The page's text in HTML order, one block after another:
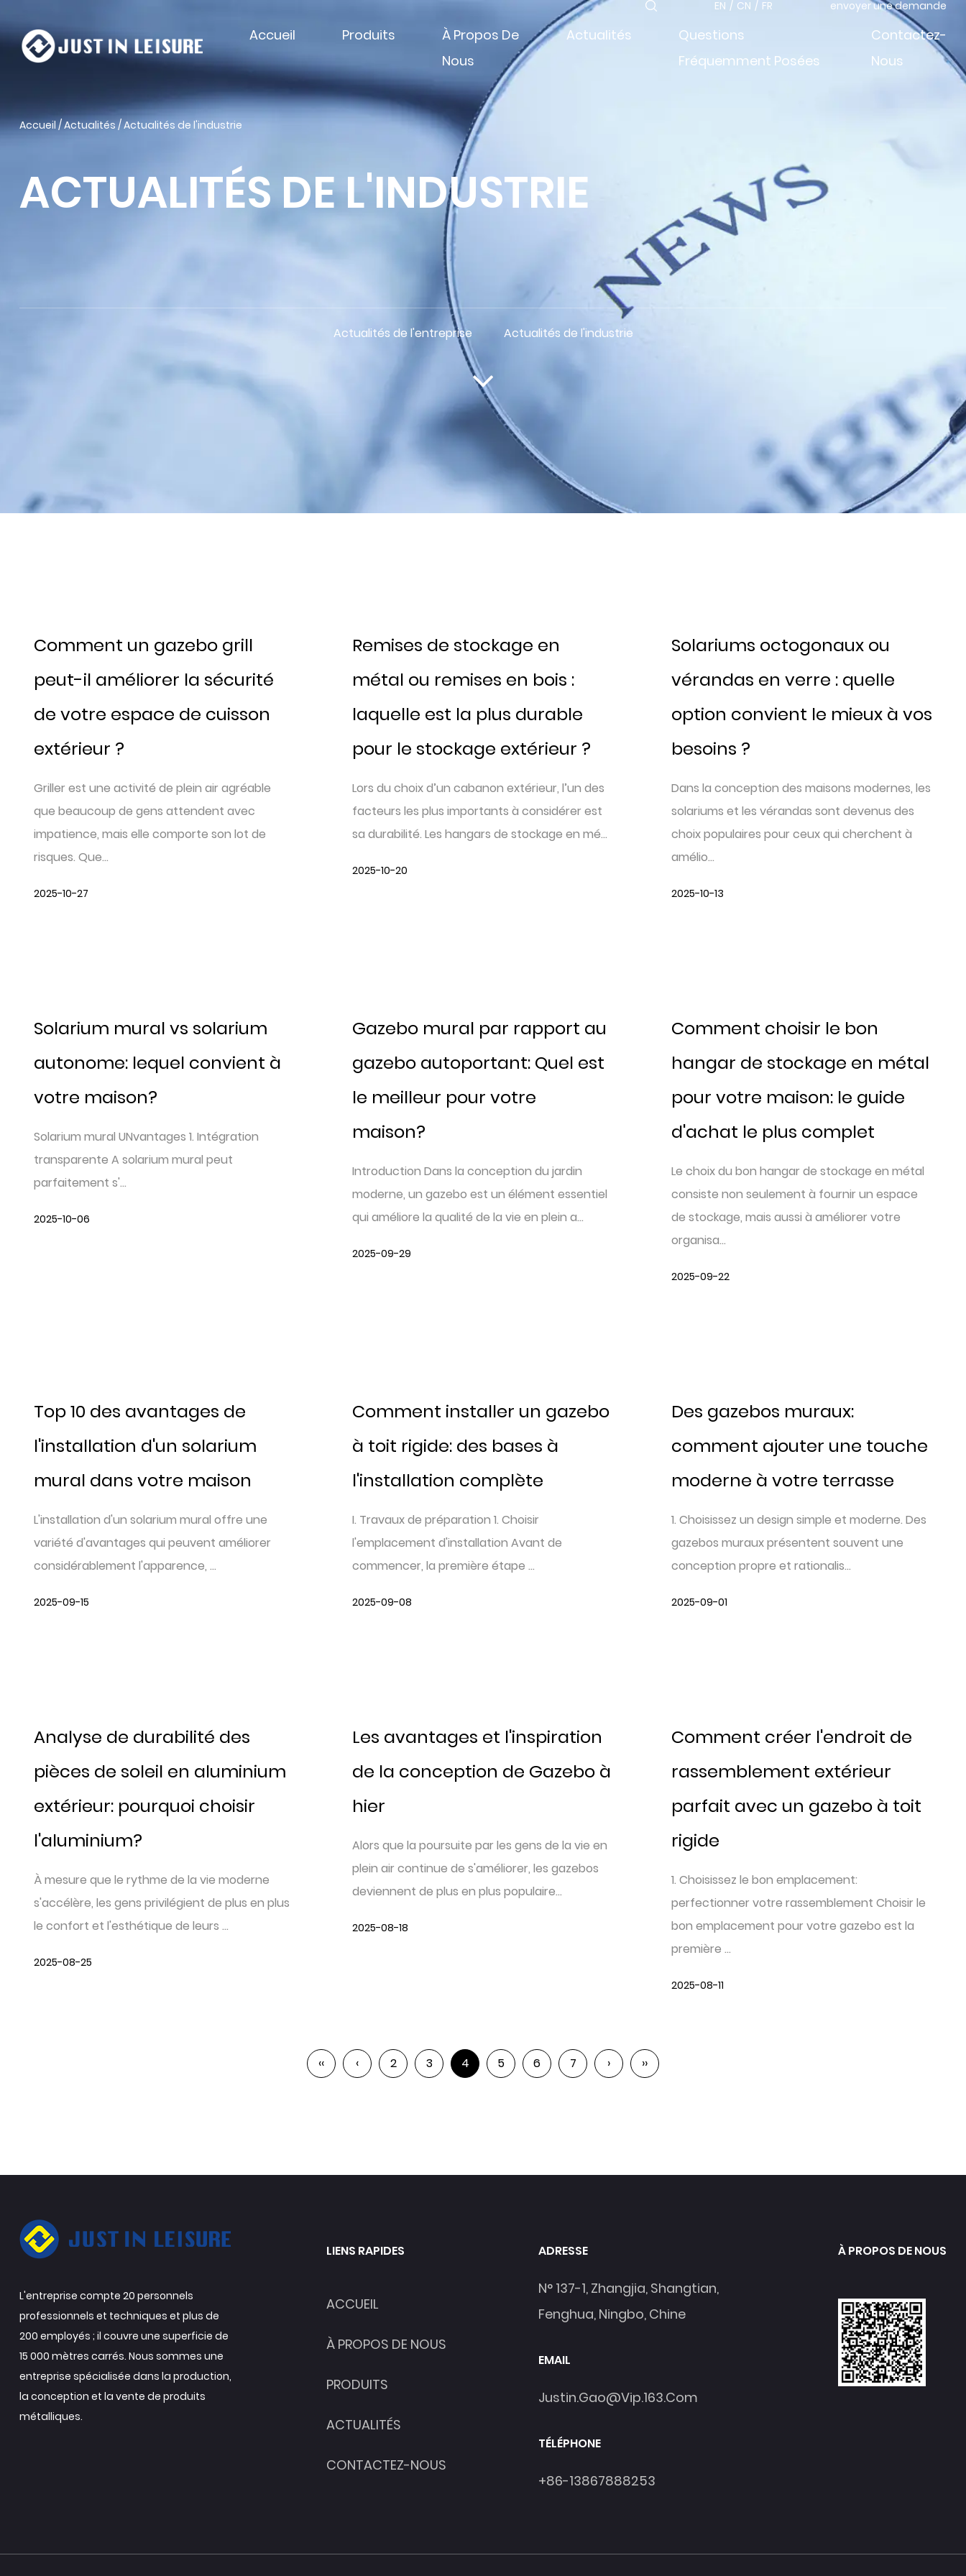
EN / CN / FR envoyer une demande
Accueil Produits
À Propos De
Nous
Actualités
Questions
Fréquemment Posées
Contactez-
Nous
Accueil/Actualités /Actualités de l'industrie
ACTUALITÉS DE L'INDUSTRIE
Actualités de l'entreprise Actualités de l'industrie
Comment un gazebo grill
peut-il améliorer la sécurité
de votre espace de cuisson
extérieur ?
Griller est une activité de plein air agréable
que beaucoup de gens attendent avec
impatience, mais elle comporte son lot de
risques. Que...
2025-10-27
Remises de stockage en
métal ou remises en bois :
laquelle est la plus durable
pour le stockage extérieur ?
Lors du choix d’un cabanon extérieur, l’un des
facteurs les plus importants à considérer est
sa durabilité. Les hangars de stockage en mé...
2025-10-20
Solariums octogonaux ou
vérandas en verre : quelle
option convient le mieux à vos
besoins ?
Dans la conception des maisons modernes, les
solariums et les vérandas sont devenus des
choix populaires pour ceux qui cherchent à
amélio...
2025-10-13
Solarium mural vs solarium
autonome: lequel convient à
votre maison?
Solarium mural UNvantages 1. Intégration
transparente A solarium mural peut
parfaitement s'...
2025-10-06
Gazebo mural par rapport au
gazebo autoportant: Quel est
le meilleur pour votre
maison?
Introduction Dans la conception du jardin
moderne, un gazebo est un élément essentiel
qui améliore la qualité de la vie en plein a...
2025-09-29
Comment choisir le bon
hangar de stockage en métal
pour votre maison: le guide
d'achat le plus complet
Le choix du bon hangar de stockage en métal
consiste non seulement à fournir un espace
de stockage, mais aussi à améliorer votre
organisa...
2025-09-22
Top 10 des avantages de
l'installation d'un solarium
mural dans votre maison
L'installation d'un solarium mural offre une
variété d'avantages qui peuvent améliorer
considérablement l'apparence, ...
2025-09-15
Comment installer un gazebo
à toit rigide: des bases à
l'installation complète
I. Travaux de préparation 1. Choisir
l'emplacement d'installation Avant de
commencer, la première étape ...
2025-09-08
Des gazebos muraux:
comment ajouter une touche
moderne à votre terrasse
1. Choisissez un design simple et moderne. Des
gazebos muraux présentent souvent une
conception propre et rationalis...
2025-09-01
Analyse de durabilité des
pièces de soleil en aluminium
extérieur: pourquoi choisir
l'aluminium?
À mesure que le rythme de la vie moderne
s'accélère, les gens privilégient de plus en plus
le confort et l'esthétique de leurs ...
2025-08-25
Les avantages et l'inspiration
de la conception de Gazebo à
hier
Alors que la poursuite par les gens de la vie en
plein air continue de s'améliorer, les gazebos
deviennent de plus en plus populaire...
2025-08-18
Comment créer l'endroit de
rassemblement extérieur
parfait avec un gazebo à toit
rigide
1. Choisissez le bon emplacement:
perfectionner votre rassemblement Choisir le
bon emplacement pour votre gazebo est la
première ...
2025-08-11
‹‹ ‹ 2 3 4 5 6 7 › ››
L'entreprise compte 20 personnels
professionnels et techniques et plus de
200 employés ; il couvre une superficie de
15 000 mètres carrés. Nous sommes une
entreprise spécialisée dans la production,
la conception et la vente de produits
métalliques.
LIENS RAPIDES
ACCUEIL
À PROPOS DE NOUS
PRODUITS
ACTUALITÉS
CONTACTEZ-NOUS
ADRESSE
N° 137-1, Zhangjia, Shangtian,
Fenghua, Ningbo, Chine
EMAIL
Justin.gao@vip.163.com
TÉLÉPHONE
+86-13867888253
À PROPOS DE NOUS